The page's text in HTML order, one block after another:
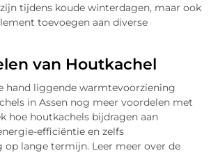
tijdens koude winterdagen, maar ook
toevoegen aan diverse
van Houtkachel
hand liggende warmtevoorziening
in Assen nog meer voordelen met
hoe houtkachels bijdragen aan
efficiëntie en zelfs
op lange termijn. Leer meer over de